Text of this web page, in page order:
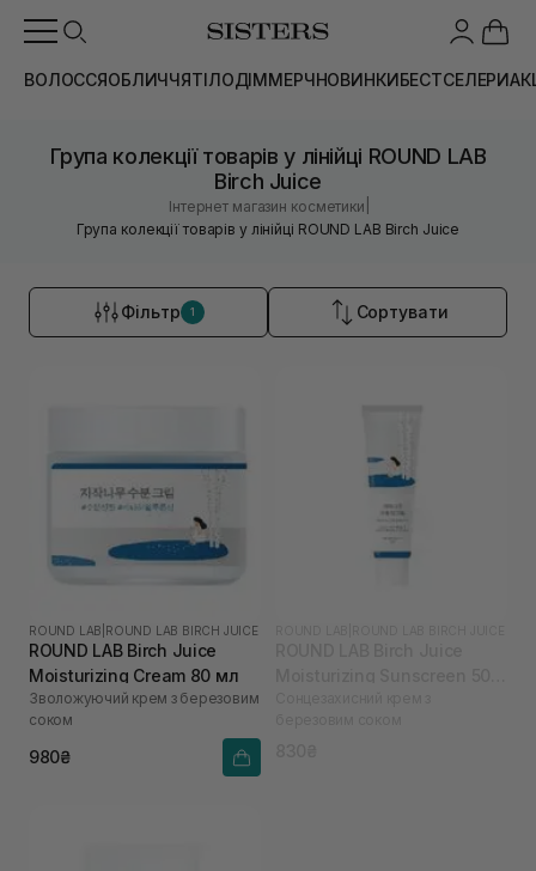
ВОЛОССЯОБЛИЧЧЯТІЛОДІММЕРЧНОВИНКИБЕСТСЕЛЕРИ
Група колекції товарів у лінійці ROUND LAB
Birch Juice
Інтернет магазин косметики
Група колекції товарів у лінійці ROUND LAB Birch Juice
Фільтр 1 Сортувати
ROUND LAB ROUND LAB BIRCH JUICE
ROUND LAB Birch Juice
Moisturizing Cream 80 мл
Зволожуючий крем з березовим
соком
980₴